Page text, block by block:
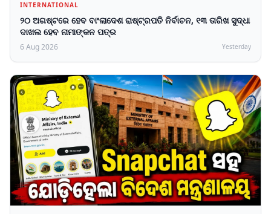
INTERNATIONAL
୨୦ ଅଗଷ୍ଟରେ ହେବ ବାଂଲାଦେଶ ରାଷ୍ଟ୍ରପତି ନିର୍ବାଚନ, ୧୩ ତାରିଖ ସୁଦ୍ଧା
ଦାଖଲ ହେବ ନାମାଙ୍କନ ପତ୍ର
6 Aug 2026 Yesterday